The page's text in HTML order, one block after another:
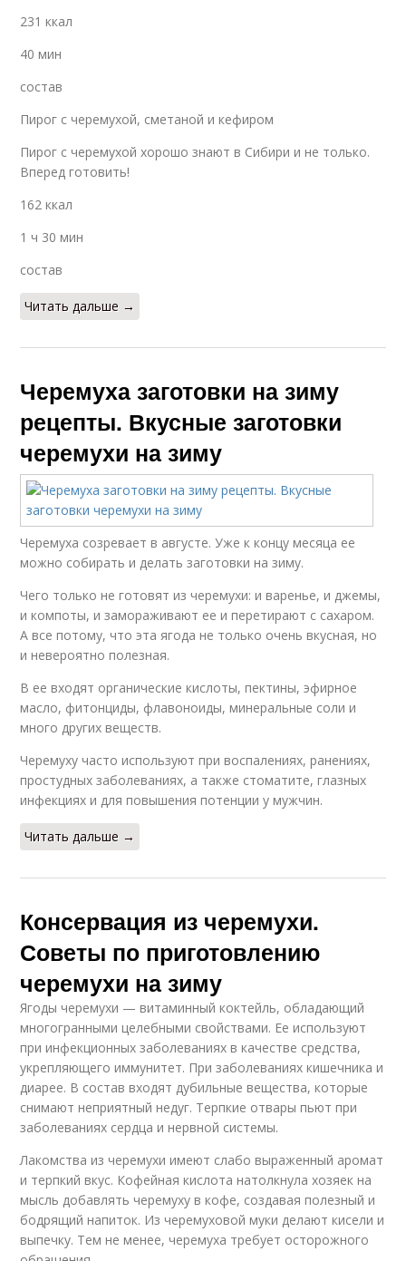
231 ккал
40 мин
состав
Пирог с черемухой, сметаной и кефиром
Пирог с черемухой хорошо знают в Сибири и не только.
Вперед готовить!
162 ккал
1 ч 30 мин
состав
Читать дальше →
Черемуха заготовки на зиму
рецепты. Вкусные заготовки
черемухи на зиму
Черемуха созревает в августе. Уже к концу месяца ее
можно собирать и делать заготовки на зиму.
Чего только не готовят из черемухи: и варенье, и джемы,
и компоты, и замораживают ее и перетирают с сахаром.
А все потому, что эта ягода не только очень вкусная, но
и невероятно полезная.
В ее входят органические кислоты, пектины, эфирное
масло, фитонциды, флавоноиды, минеральные соли и
много других веществ.
Черемуху часто используют при воспалениях, ранениях,
простудных заболеваниях, а также стоматите, глазных
инфекциях и для повышения потенции у мужчин.
Читать дальше →
Консервация из черемухи.
Советы по приготовлению
черемухи на зиму
Ягоды черемухи — витаминный коктейль, обладающий
многогранными целебными свойствами. Ее используют
при инфекционных заболеваниях в качестве средства,
укрепляющего иммунитет. При заболеваниях кишечника и
диарее. В состав входят дубильные вещества, которые
снимают неприятный недуг. Терпкие отвары пьют при
заболеваниях сердца и нервной системы.
Лакомства из черемухи имеют слабо выраженный аромат
и терпкий вкус. Кофейная кислота натолкнула хозяек на
мысль добавлять черемуху в кофе, создавая полезный и
бодрящий напиток. Из черемуховой муки делают кисели и
выпечку. Тем не менее, черемуха требует осторожного